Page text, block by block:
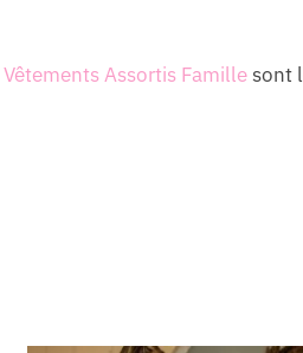
Vêtements Assortis Famillesont